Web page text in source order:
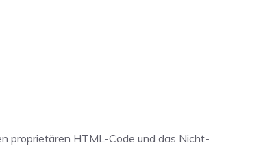
proprietären HTML-Code und das Nicht-